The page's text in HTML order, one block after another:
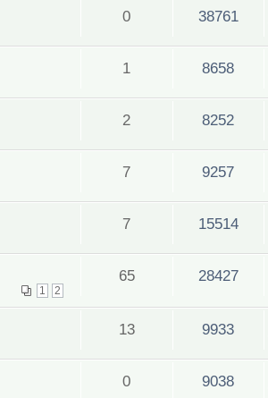
0 38761
1 8658
2 8252
7 9257
7 15514
1 2
65 28427
13 9933
0 9038